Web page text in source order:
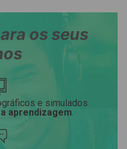
os seus
e simulados
aprendizagem